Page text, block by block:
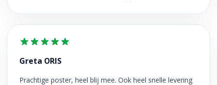
Greta ORIS
Prachtige poster, heel blij mee. Ook heel snelle levering